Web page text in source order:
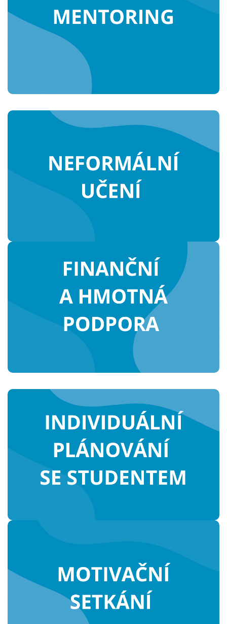
Nabízíme podporu staršího
dobrovolníka – mentora jako
průvodce v cestě studiem.
Podporujeme dobrovolnické
zapojení romské mládeže doma i v
zahraničí.
Pomáháme studentům řešit
finanční náročnost studia.
Společně pracujeme na cíli
Pořádáme pravidelná vrstevnická
setkání studentů.